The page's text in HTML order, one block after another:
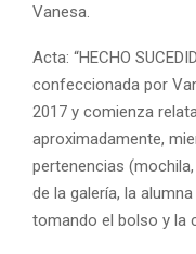
Vanesa.
Acta: “HECHO
confeccionada por
2017 y comienza
aproximadamente,
pertenencias
de la galería, la
tomando el bolso y la